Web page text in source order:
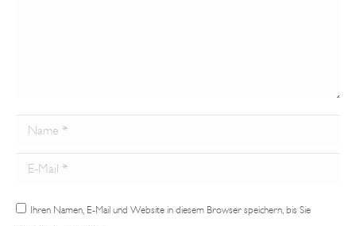
Name *
Email *
Ihren Namen, E-Mail und Website in diesem Browser speichern, bis Sie